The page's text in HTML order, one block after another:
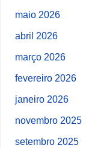
maio 2026
abril 2026
março 2026
fevereiro 2026
janeiro 2026
novembro 2025
setembro 2025